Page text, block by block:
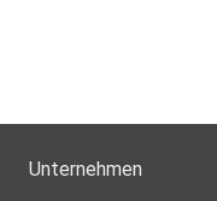
Unternehmen